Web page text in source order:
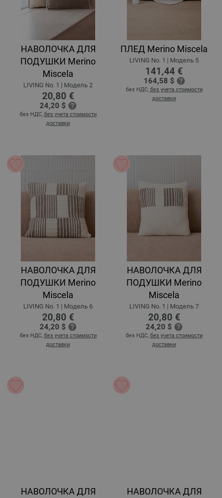
НАВОЛОЧКА ДЛЯ
ПОДУШКИ Merino
Miscela
LIVING No. 1 | Модель 2
20,80 €
24,20 $
без НДС, без учета стоимости
доставки
ПЛЕД Merino Miscela
LIVING No. 1 | Модель 5
141,44 €
164,58 $
без НДС, без учета стоимости
доставки
НАВОЛОЧКА ДЛЯ
ПОДУШКИ Merino
Miscela
LIVING No. 1 | Модель 6
20,80 €
24,20 $
без НДС, без учета стоимости
доставки
НАВОЛОЧКА ДЛЯ
ПОДУШКИ Merino
Miscela
LIVING No. 1 | Модель 7
20,80 €
24,20 $
без НДС, без учета стоимости
доставки
НАВОЛОЧКА ДЛЯ
НАВОЛОЧКА ДЛЯ